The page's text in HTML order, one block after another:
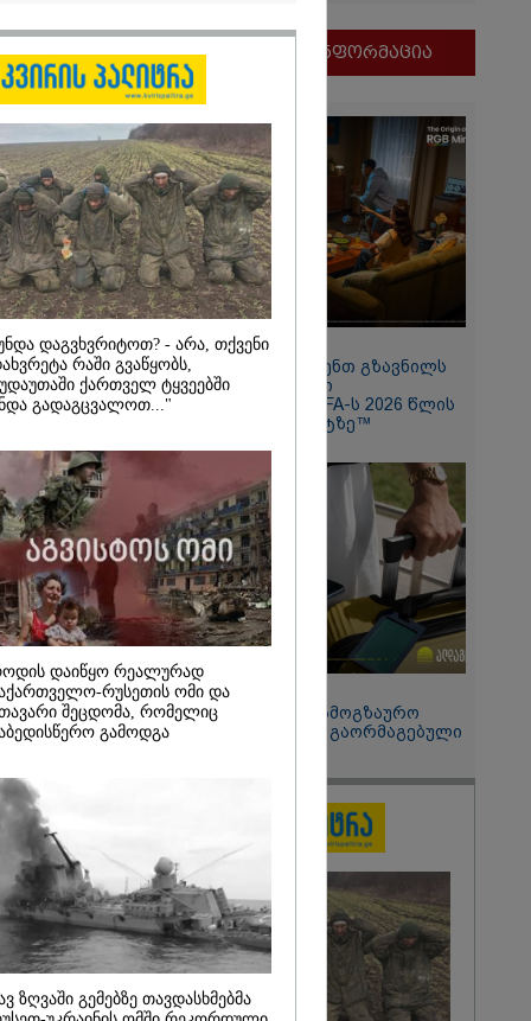
და
და ბებია
გახსნა
ხდება
- დონალდ
მნიშვნელოვანი ინფორმაცია
11:13 / 05-08-2026
Hisense წარმოგიდგენთ გზავნილს
"ინოვაციები უკეთესი
ცხოვრებისათვის" FIFA-ს 2026 წლის
მსოფლიო ჩემპიონატზე™
15:49 / 06-08-2026
შეიძინე ალდაგის სამოგზაურო
დაზღვევა და მიიღე გაორმაგებული
დაგვხვრიტოთ? - არა, თქვენი
რაში გვაწყობს,
ქართველ ტყვეებში
გადაგცვალოთ..."
დაიწყო რეალურად
რუსეთის ომი და
შეცდომა, რომელიც
გამოდგა
ზღვაში გემებზე თავდასხმებმა